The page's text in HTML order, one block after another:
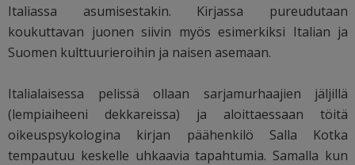
Italiassa asumisestakin. Kirjassa pureudutaan
koukuttavan juonen siivin myös esimerkiksi Italian ja
Suomen kulttuurieroihin ja naisen asemaan.
Italialaisessa pelissä ollaan sarjamurhaajien jäljillä
(lempiaiheeni dekkareissa) ja aloittaessaan töitä
oikeuspsykologina kirjan päähenkilö Salla Kotka
tempautuu keskelle uhkaavia tapahtumia. Samalla kun